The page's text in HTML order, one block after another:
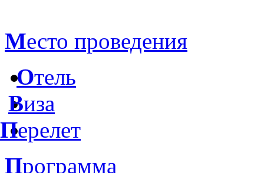
Место проведения
Отель
Виза
Перелет
Программа